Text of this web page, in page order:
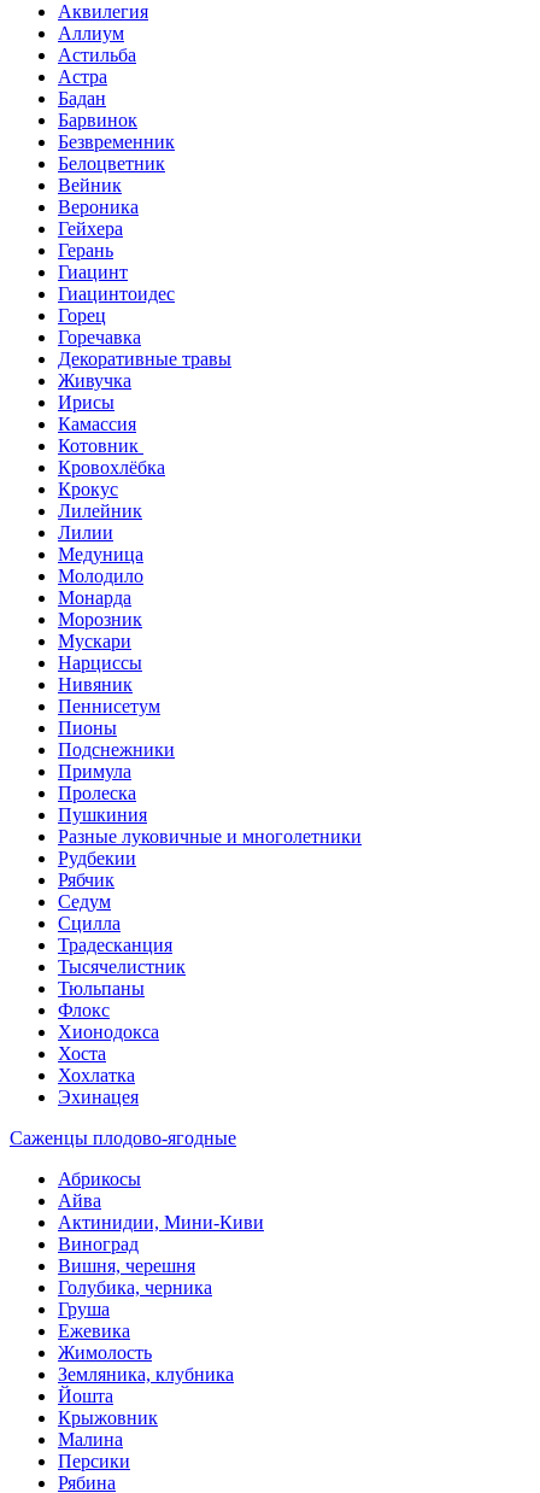
Аквилегия
Аллиум
Астильба
Астра
Бадан
Барвинок
Безвременник
Белоцветник
Вейник
Вероника
Гейхера
Герань
Гиацинт
Гиацинтоидес
Горец
Горечавка
Декоративные травы
Живучка
Ирисы
Камассия
Котовник
Кровохлёбка
Крокус
Лилейник
Лилии
Медуница
Молодило
Монарда
Морозник
Мускари
Нарциссы
Нивяник
Пеннисетум
Пионы
Подснежники
Примула
Пролеска
Пушкиния
Разные луковичные и многолетники
Рудбекии
Рябчик
Седум
Сцилла
Традесканция
Тысячелистник
Тюльпаны
Флокс
Хионодокса
Хоста
Хохлатка
Эхинацея
Саженцы плодово-ягодные
Абрикосы
Айва
Актинидии, Мини-Киви
Виноград
Вишня, черешня
Голубика, черника
Груша
Ежевика
Жимолость
Земляника, клубника
Йошта
Крыжовник
Малина
Персики
Рябина